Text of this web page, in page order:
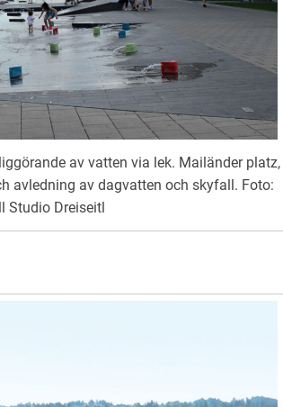
av vatten via lek. Mailänder platz,
avledning av dagvatten och skyfall. Foto:
Studio Dreiseitl